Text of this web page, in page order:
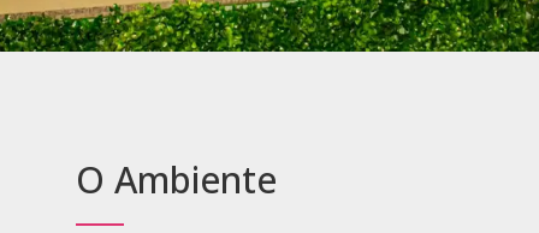
O Ambiente